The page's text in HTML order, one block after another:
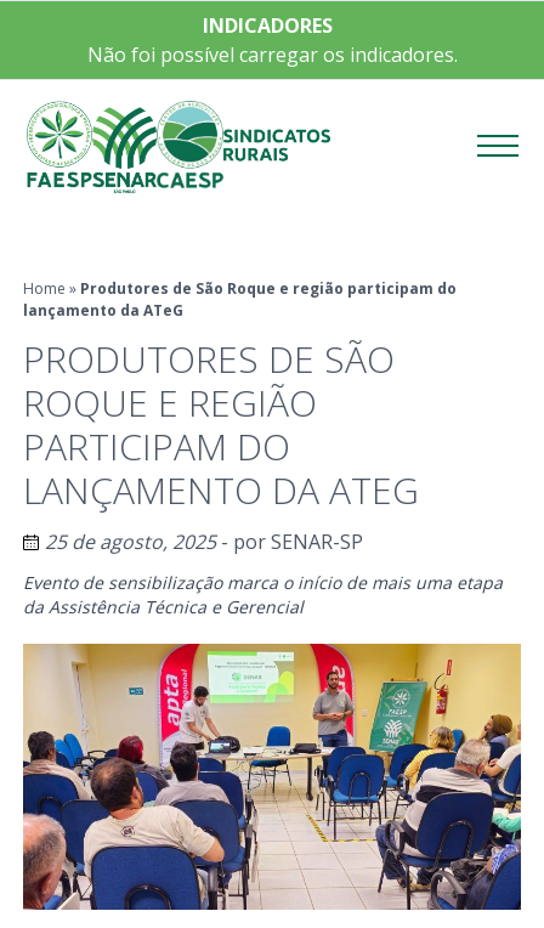
INDICADORES
Não foi possível carregar os indicadores.
Home » Produtores de São Roque e região participam do
lançamento da ATeG
PRODUTORES DE SÃO
ROQUE E REGIÃO
PARTICIPAM DO
LANÇAMENTO DA ATEG
25 de agosto, 2025- porSENAR-SP
Evento de sensibilização marca o início de mais uma etapa
da Assistência Técnica e Gerencial